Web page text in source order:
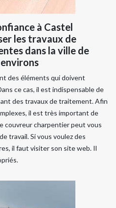
à Castel
les travaux de
dans la ville de
des éléments qui doivent
ce cas, il est indispensable de
des travaux de traitement. Afin
il est très important de
couvreur charpentier peut vous
travail. Si vous voulez des
il faut visiter son site web. Il